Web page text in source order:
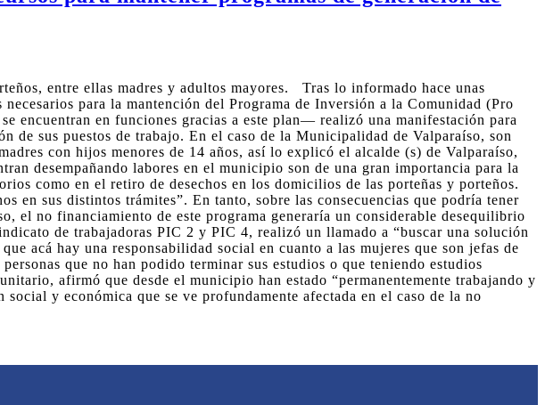
entre ellas madres y adultos mayores. Tras lo informado hace unas
para la mantención del Programa de Inversión a la Comunidad (Pro
encuentran en funciones gracias a este plan— realizó una manifestación para
de sus puestos de trabajo. En el caso de la Municipalidad de Valparaíso, son
con hijos menores de 14 años, así lo explicó el alcalde (s) de Valparaíso,
desempañando labores en el municipio son de una gran importancia para la
como en el retiro de desechos en los domicilios de las porteñas y porteños.
en sus distintos trámites”. En tanto, sobre las consecuencias que podría tener
el no financiamiento de este programa generaría un considerable desequilibrio
de trabajadoras PIC 2 y PIC 4, realizó un llamado a “buscar una solución
acá hay una responsabilidad social en cuanto a las mujeres que son jefas de
que no han podido terminar sus estudios o que teniendo estudios
afirmó que desde el municipio han estado “permanentemente trabajando y
y económica que se ve profundamente afectada en el caso de la no